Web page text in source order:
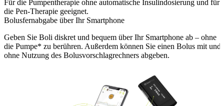
Für die Pumpentherapie ohne automatische Insulindosierung und für
die Pen-Therapie geeignet.
Bolusfernabgabe über Ihr Smartphone
Geben Sie Boli diskret und bequem über Ihr Smartphone ab – ohne
die Pumpe* zu berühren. Außerdem können Sie einen Bolus mit und
ohne Nutzung des Bolusvorschlagrechners abgeben.